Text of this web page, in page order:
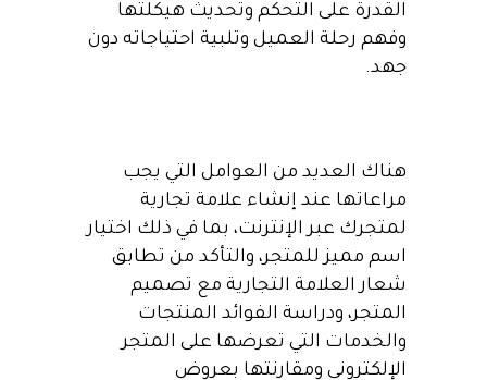
القدرة على التحكم وتحديث هيكلتها
وفهم رحلة العميل وتلبية احتياجاته دون
جهد.
هناك العديد من العوامل التي يجب
مراعاتها عند إنشاء علامة تجارية
لمتجرك عبر الإنترنت، بما في ذلك اختيار
اسم مميز للمتجر، والتأكد من تطابق
شعار العلامة التجارية مع تصميم
المتجر، ودراسة الفوائد المنتجات
والخدمات التي تعرضها على المتجر
الإلكتروني ومقارنتها بعروض